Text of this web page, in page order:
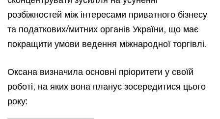
розбіжностей між інтересами приватного бізнесу
та податкових/митних органів України, що має
покращити умови ведення міжнародної торгівлі.
Оксана визначила основні пріоритети у своїй
роботі, на яких вона планує зосередитися цього
року: